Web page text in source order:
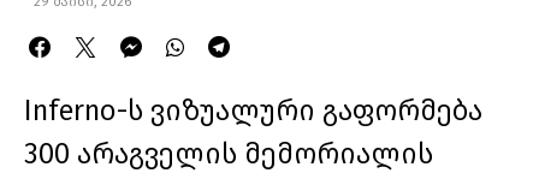
Inferno-ს ვიზუალური გაფორმება
300 არაგველის მემორიალის